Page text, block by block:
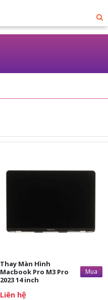
Thay Màn Hình
Macbook Pro M3 Pro
2023 14 inch
Mua
Liên hệ